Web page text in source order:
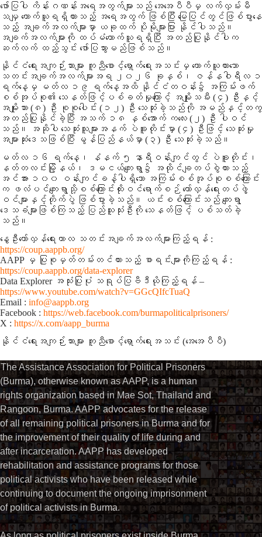
ဖော်ပြပါ ကိန်းဂဏန်းအရေအတွက်များသည် အေအေပီပီမှ လက်လှမ်းမီ
သမျှ ကောက်ယူရရှိထားသည့် အရေအတွက် ဖြစ်ပြီး မြေပြင်တွင်ဖြစ်ပွားနေ
သည့် အချက်အလက်များမှာ ယခုထက် ပိုမိုများပြား နိုင်ပါသည်။
အချက်အလက်များကို ထပ်မံကောက်ယူရရှိပြီး အတည်ပြုနိုင်ပါက
ဆက်လက် ထည့်သွင်း ဖော်ပြသွားမည်ဖြစ်သည်။
နိုင်ငံရေးအကျဉ်းသားများ ကူညီစောင့်ရှောက်ရေးအသင်းမှ ကောက်ယူထားသော
သတင်းအချက်အလက်များအရ ၂၀၂၆ ခုနှစ်၊ ဇန်နဝါရီလ ၁
ရက်နေ့မှ မတ်လ ၁၉ ရက်နေ့အထိ နိုင်ငံတဝန်း၌ အကြမ်းဖက်
စစ်အုပ်စု၏ သေနတ်ဖြင့်ပစ်ခတ်မှုကြောင့် အမျိုးသမီး (၄) ဦးနှင့်
အမျိုးသား (၈) ဦး စုစုပေါင်း (၁၂) ဦး သေဆုံးခဲ့သည်ကို အမည်နှင့်တကွ
အတည်ပြုနိုင်ခဲ့ပြီး အသက် ၁၈ နှစ်အောက် ကလေး (၂) ဦး ပါဝင်
သည်။ အဆိုပါ သေဆုံးသူများအနက် ပဲခူးတိုင်းမှာ (၄) ဦးဖြင့် သေဆုံးမှု
အများဆုံးဒေသဖြစ်ပြီး မွန်ပြည်နယ်မှာ (၃) ဦး သေဆုံးခဲ့သည်။
မတ်လ ၁၆ ရက်နေ့၊ နံနက် ၅ နာရီဝန်းကျင်တွင် ပဲခူးတိုင်း၊
နတ်တလင်းမြို့နယ်၊ ဒမငယ်ကျေးရွာ၌ အထိုင်ချတပ်စွဲထားသည့်
အင်အား ၁၀၀ ဝန်းကျင်ခန့်ပါရှိသော အကြမ်းစစ်အုပ်စုစစ်ကြောင်း
က ဖလံပင်ကျေးရွာသို့စစ်ကြောင်းထိုးဝင်ရောက်စဉ် တော်လှန်ရေးတပ်ဖွဲ့
ဝင်များနှင့်တိုက်ပွဲ ဖြစ်ပွားခဲ့သည်။ ယင်းစစ်ကြောင်းသည် ကျေးရွာ
ဒေသခံများဖြစ်ကြသည့် ပြည်သူသုံးဦးကို သေနတ်ဖြင့် ပစ်သတ်ခဲ့
သည်။
နွေဦးတော်လှန်ရေးကာလ သတင်းအချက်အလက်များကြည့်ရန် :
https://coup.aappb.org/
AAPP မှ ပြုစုမှတ်တမ်းတင်ထားသည့် စာရင်းများကိုကြည့်ရန် :
https://coup.aappb.org/data-explorer
Data Explorer အသုံးပြုပုံ သရုပ်ပြဗီဒီယိုကြည့်ရန် –
https://www.youtube.com/watch?v=GGcQIfcTuaQ
Email : info@aappb.org
Facebook : https://web.facebook.com/burmapoliticalprisoners/
X : https://x.com/aapp_burma
နိုင်ငံရေးအကျဉ်းသားများ ကူညီစောင့်ရှောက်ရေးအသင်း (အေအေပီပီ)
The Assistance Association for Political Prisoners
(Burma), otherwise known as AAPP, is a human
rights organization based in Mae Sot, Thailand and
Rangoon, Burma. AAPP advocates for the release
of all remaining political prisoners in Burma and for
the improvement of their quality of life during and
after incarceration. AAPP has developed
rehabilitation and assistance programs for those
political activists who have been released while
continuing to document the ongoing imprisonment
of political activists in Burma.